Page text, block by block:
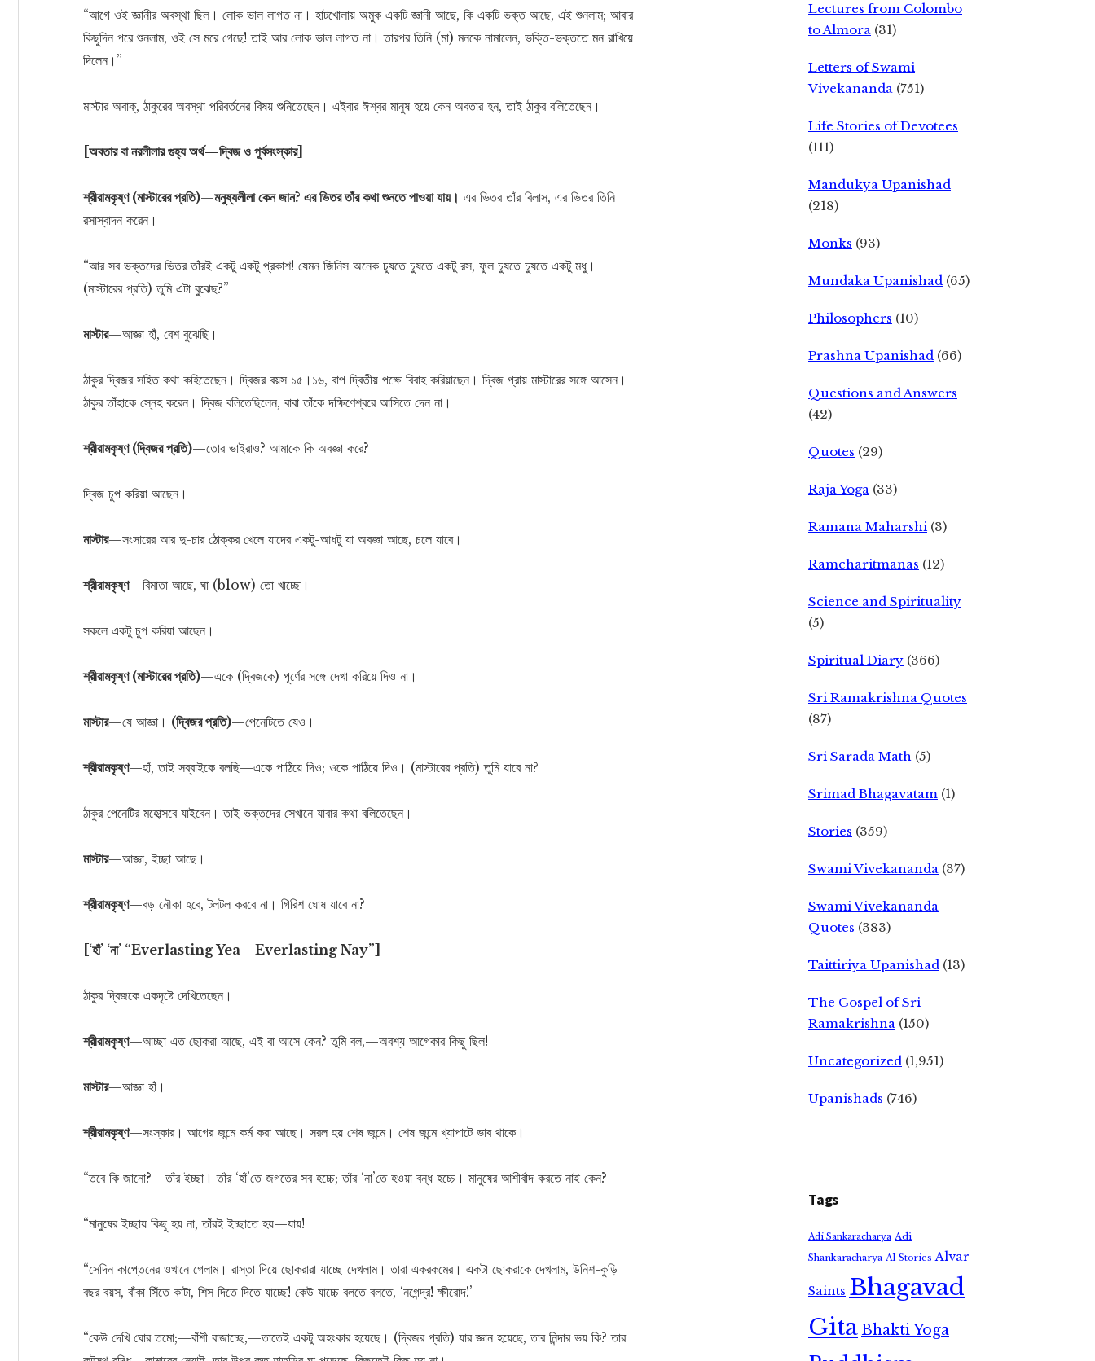
“আগে ওই জ্ঞানীর অবস্থা ছিল। লোক ভাল লাগত না। হাটখোলায় অমুক একটি জ্ঞানী আছে, কি একটি ভক্ত আছে, এই শুনলাম; আবার
কিছুদিন পরে শুনলাম, ওই সে মরে গেছে! তাই আর লোক ভাল লাগত না। তারপর তিনি (মা) মনকে নামালেন, ভক্তি-ভক্ততে মন রাখিয়ে
দিলেন।”
মাস্টার অবাক্, ঠাকুরের অবস্থা পরিবর্তনের বিষয় শুনিতেছেন। এইবার ঈশ্বর মানুষ হয়ে কেন অবতার হন, তাই ঠাকুর বলিতেছেন।
[অবতার বা নরলীলার গুহ্য অর্থ—দ্বিজ ও পূর্বসংস্কার]
শ্রীরামকৃষ্ণ (মাস্টারের প্রতি)—মনুষ্যলীলা কেন জান? এর ভিতর তাঁর কথা শুনতে পাওয়া যায়। এর ভিতর তাঁর বিলাস, এর ভিতর তিনি
রসাস্বাদন করেন।
“আর সব ভক্তদের ভিতর তাঁরই একটু একটু প্রকাশ! যেমন জিনিস অনেক চুষতে চুষতে একটু রস, ফুল চুষতে চুষতে একটু মধু।
(মাস্টারের প্রতি) তুমি এটা বুঝেছ?”
মাস্টার—আজ্ঞা হাঁ, বেশ বুঝেছি।
ঠাকুর দ্বিজর সহিত কথা কহিতেছেন। দ্বিজর বয়স ১৫।১৬, বাপ দ্বিতীয় পক্ষে বিবাহ করিয়াছেন। দ্বিজ প্রায় মাস্টারের সঙ্গে আসেন।
ঠাকুর তাঁহাকে স্নেহ করেন। দ্বিজ বলিতেছিলেন, বাবা তাঁকে দক্ষিণেশ্বরে আসিতে দেন না।
শ্রীরামকৃষ্ণ (দ্বিজর প্রতি)—তোর ভাইরাও? আমাকে কি অবজ্ঞা করে?
দ্বিজ চুপ করিয়া আছেন।
মাস্টার—সংসারের আর দু-চার ঠোক্কর খেলে যাদের একটু-আধটু যা অবজ্ঞা আছে, চলে যাবে।
শ্রীরামকৃষ্ণ—বিমাতা আছে, ঘা (blow) তো খাচ্ছে।
সকলে একটু চুপ করিয়া আছেন।
শ্রীরামকৃষ্ণ (মাস্টারের প্রতি)—একে (দ্বিজকে) পূর্ণের সঙ্গে দেখা করিয়ে দিও না।
মাস্টার—যে আজ্ঞা। (দ্বিজর প্রতি)—পেনেটিতে যেও।
শ্রীরামকৃষ্ণ—হাঁ, তাই সব্বাইকে বলছি—একে পাঠিয়ে দিও; ওকে পাঠিয়ে দিও। (মাস্টারের প্রতি) তুমি যাবে না?
ঠাকুর পেনেটির মহোত্সবে যাইবেন। তাই ভক্তদের সেখানে যাবার কথা বলিতেছেন।
মাস্টার—আজ্ঞা, ইচ্ছা আছে।
শ্রীরামকৃষ্ণ—বড় নৌকা হবে, টলটল করবে না। গিরিশ ঘোষ যাবে না?
[‘হাঁ’ ‘না’ “Everlasting Yea—Everlasting Nay”]
ঠাকুর দ্বিজকে একদৃষ্টে দেখিতেছেন।
শ্রীরামকৃষ্ণ—আচ্ছা এত ছোকরা আছে, এই বা আসে কেন? তুমি বল,—অবশ্য আগেকার কিছু ছিল!
মাস্টার—আজ্ঞা হাঁ।
শ্রীরামকৃষ্ণ—সংস্কার। আগের জন্মে কর্ম করা আছে। সরল হয় শেষ জন্মে। শেষ জন্মে খ্যাপাটে ভাব থাকে।
“তবে কি জানো?—তাঁর ইচ্ছা। তাঁর ‘হাঁ’তে জগতের সব হচ্চে; তাঁর ‘না’তে হওয়া বন্ধ হচ্চে। মানুষের আশীর্বাদ করতে নাই কেন?
“মানুষের ইচ্ছায় কিছু হয় না, তাঁরই ইচ্ছাতে হয়—যায়!
“সেদিন কাপ্তেনের ওখানে গেলাম। রাস্তা দিয়ে ছোকরারা যাচ্ছে দেখলাম। তারা একরকমের। একটা ছোকরাকে দেখলাম, উনিশ-কুড়ি
বছর বয়স, বাঁকা সিঁতে কাটা, শিস দিতে দিতে যাচ্ছে! কেউ যাচ্চে বলতে বলতে, ‘নগেন্দ্র! ক্ষীরোদ!’
“কেউ দেখি ঘোর তমো;—বাঁশী বাজাচ্ছে,—তাতেই একটু অহংকার হয়েছে। (দ্বিজর প্রতি) যার জ্ঞান হয়েছে, তার নিন্দার ভয় কি? তার
Lectures from Colombo
to Almora (31)
Letters of Swami
Vivekananda (751)
Life Stories of Devotees
(111)
Mandukya Upanishad
(218)
Monks (93)
Mundaka Upanishad (65)
Philosophers (10)
Prashna Upanishad (66)
Questions and Answers
(42)
Quotes (29)
Raja Yoga (33)
Ramana Maharshi (3)
Ramcharitmanas (12)
Science and Spirituality
(5)
Spiritual Diary (366)
Sri Ramakrishna Quotes
(87)
Sri Sarada Math (5)
Srimad Bhagavatam (1)
Stories (359)
Swami Vivekananda (37)
Swami Vivekananda
Quotes (383)
Taittiriya Upanishad (13)
The Gospel of Sri
Ramakrishna (150)
Uncategorized (1,951)
Upanishads (746)
Tags
Adi Sankaracharya Adi
Shankaracharya AI Stories Alvar
Saints Bhagavad
GitaBhakti Yoga